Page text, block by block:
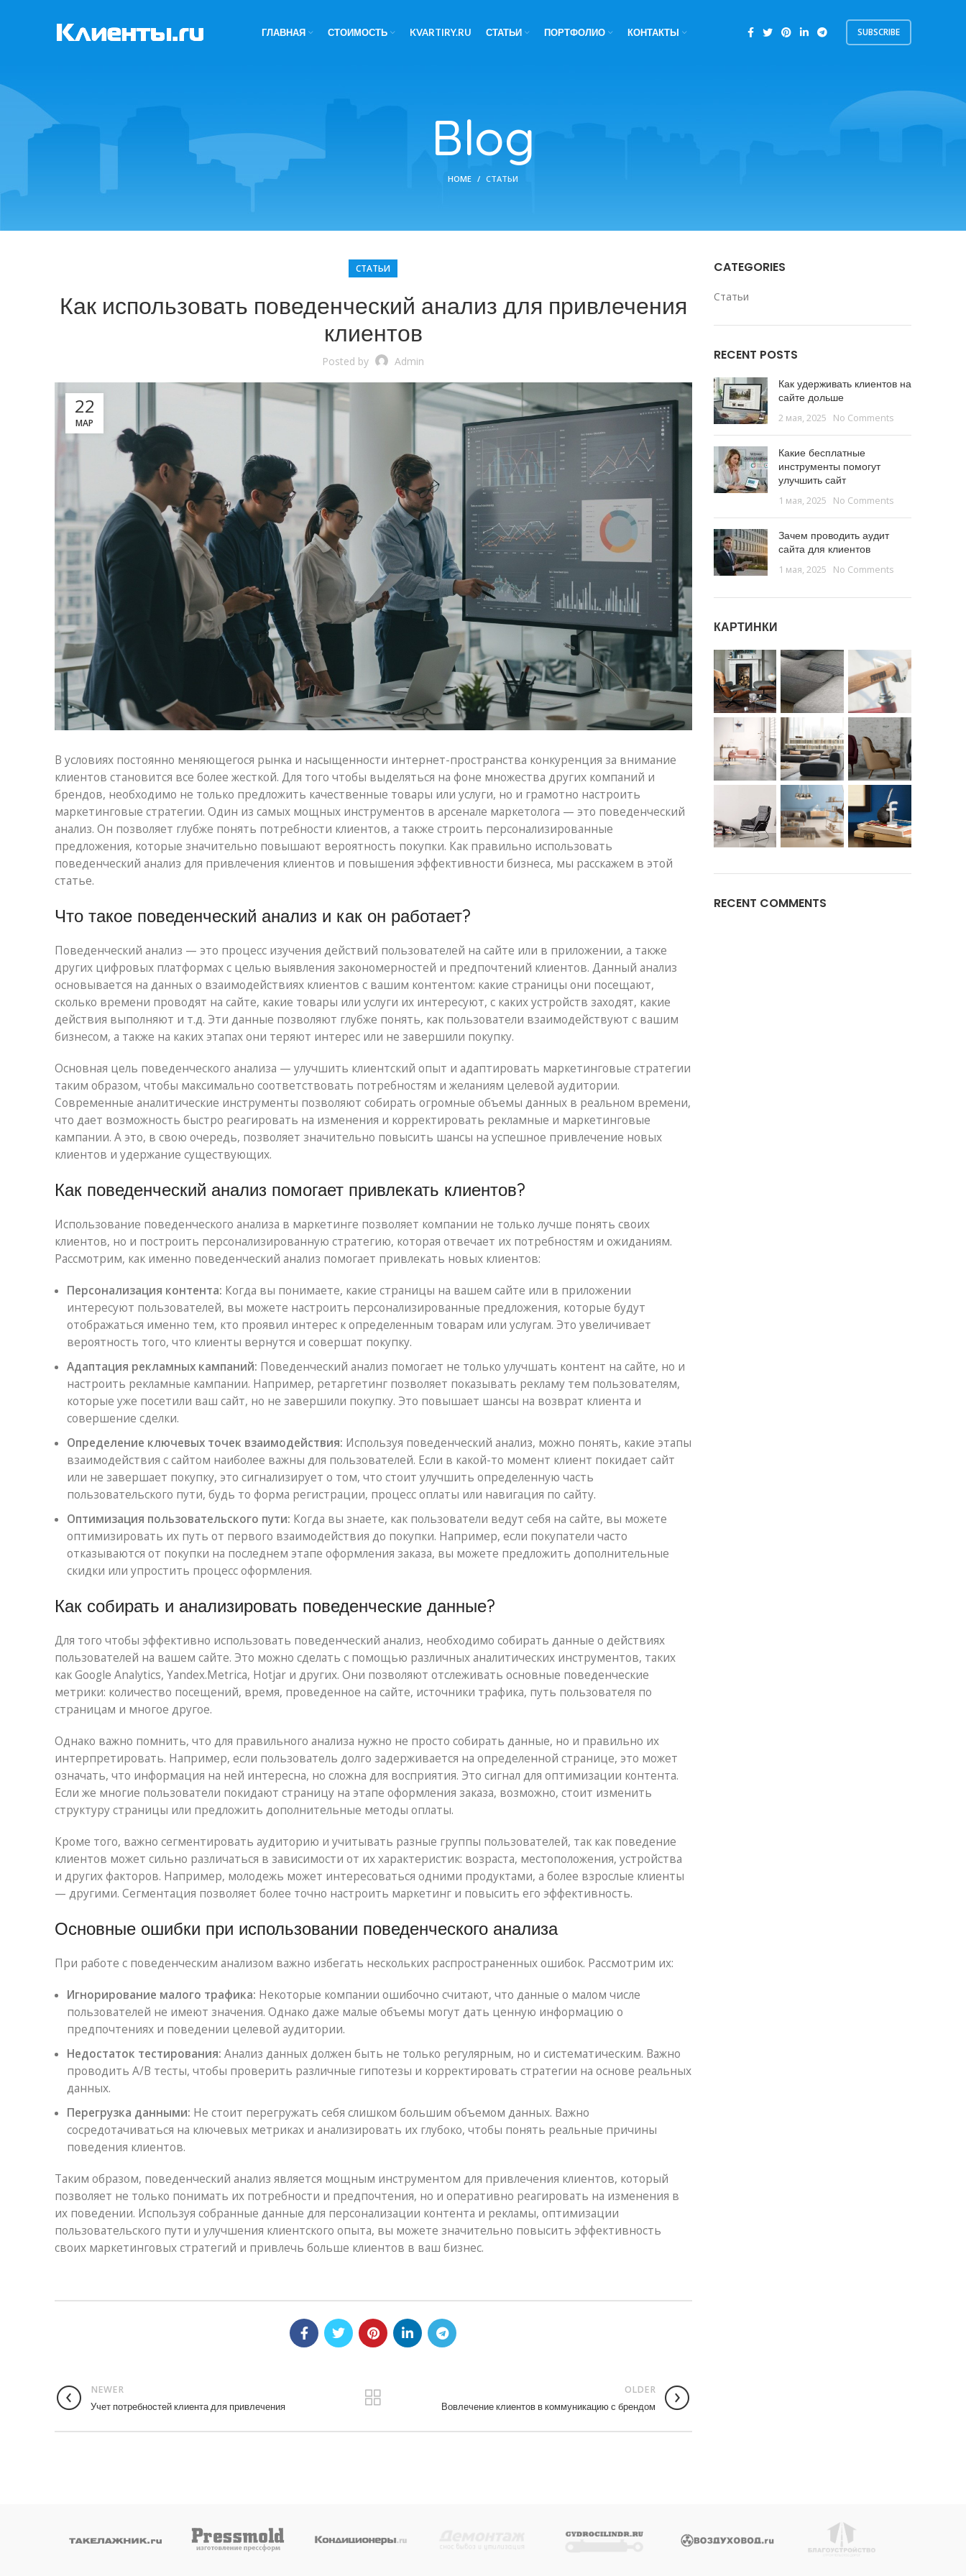
ГЛАВНАЯ СТОИМОСТЬ KVARTIRY.RU СТАТЬИ ПОРТФОЛИО КОНТАКТЫ SUBSCRIBE
Blog
HOME СТАТЬИ
СТАТЬИ
Как использовать поведенческий анализ для привлечения
клиентов
Posted by Admin
22
МАР
В условиях постоянно меняющегося рынка и насыщенности интернет-пространства конкуренция за внимание
клиентов становится все более жесткой. Для того чтобы выделяться на фоне множества других компаний и
брендов, необходимо не только предложить качественные товары или услуги, но и грамотно настроить
маркетинговые стратегии. Один из самых мощных инструментов в арсенале маркетолога — это поведенческий
анализ. Он позволяет глубже понять потребности клиентов, а также строить персонализированные
предложения, которые значительно повышают вероятность покупки. Как правильно использовать
поведенческий анализ для привлечения клиентов и повышения эффективности бизнеса, мы расскажем в этой
статье.
Что такое поведенческий анализ и как он работает?
Поведенческий анализ — это процесс изучения действий пользователей на сайте или в приложении, а также
других цифровых платформах с целью выявления закономерностей и предпочтений клиентов. Данный анализ
основывается на данных о взаимодействиях клиентов с вашим контентом: какие страницы они посещают,
сколько времени проводят на сайте, какие товары или услуги их интересуют, с каких устройств заходят, какие
действия выполняют и т.д. Эти данные позволяют глубже понять, как пользователи взаимодействуют с вашим
бизнесом, а также на каких этапах они теряют интерес или не завершили покупку.
Основная цель поведенческого анализа — улучшить клиентский опыт и адаптировать маркетинговые стратегии
таким образом, чтобы максимально соответствовать потребностям и желаниям целевой аудитории.
Современные аналитические инструменты позволяют собирать огромные объемы данных в реальном времени,
что дает возможность быстро реагировать на изменения и корректировать рекламные и маркетинговые
кампании. А это, в свою очередь, позволяет значительно повысить шансы на успешное привлечение новых
клиентов и удержание существующих.
Как поведенческий анализ помогает привлекать клиентов?
Использование поведенческого анализа в маркетинге позволяет компании не только лучше понять своих
клиентов, но и построить персонализированную стратегию, которая отвечает их потребностям и ожиданиям.
Рассмотрим, как именно поведенческий анализ помогает привлекать новых клиентов:
Персонализация контента: Когда вы понимаете, какие страницы на вашем сайте или в приложении
интересуют пользователей, вы можете настроить персонализированные предложения, которые будут
отображаться именно тем, кто проявил интерес к определенным товарам или услугам. Это увеличивает
вероятность того, что клиенты вернутся и совершат покупку.
Адаптация рекламных кампаний: Поведенческий анализ помогает не только улучшать контент на сайте, но и
настроить рекламные кампании. Например, ретаргетинг позволяет показывать рекламу тем пользователям,
которые уже посетили ваш сайт, но не завершили покупку. Это повышает шансы на возврат клиента и
совершение сделки.
Определение ключевых точек взаимодействия: Используя поведенческий анализ, можно понять, какие этапы
взаимодействия с сайтом наиболее важны для пользователей. Если в какой-то момент клиент покидает сайт
или не завершает покупку, это сигнализирует о том, что стоит улучшить определенную часть
пользовательского пути, будь то форма регистрации, процесс оплаты или навигация по сайту.
Оптимизация пользовательского пути: Когда вы знаете, как пользователи ведут себя на сайте, вы можете
оптимизировать их путь от первого взаимодействия до покупки. Например, если покупатели часто
отказываются от покупки на последнем этапе оформления заказа, вы можете предложить дополнительные
скидки или упростить процесс оформления.
Как собирать и анализировать поведенческие данные?
Для того чтобы эффективно использовать поведенческий анализ, необходимо собирать данные о действиях
пользователей на вашем сайте. Это можно сделать с помощью различных аналитических инструментов, таких
как Google Analytics, Yandex.Metrica, Hotjar и других. Они позволяют отслеживать основные поведенческие
метрики: количество посещений, время, проведенное на сайте, источники трафика, путь пользователя по
страницам и многое другое.
Однако важно помнить, что для правильного анализа нужно не просто собирать данные, но и правильно их
интерпретировать. Например, если пользователь долго задерживается на определенной странице, это может
означать, что информация на ней интересна, но сложна для восприятия. Это сигнал для оптимизации контента.
Если же многие пользователи покидают страницу на этапе оформления заказа, возможно, стоит изменить
структуру страницы или предложить дополнительные методы оплаты.
Кроме того, важно сегментировать аудиторию и учитывать разные группы пользователей, так как поведение
клиентов может сильно различаться в зависимости от их характеристик: возраста, местоположения, устройства
и других факторов. Например, молодежь может интересоваться одними продуктами, а более взрослые клиенты
— другими. Сегментация позволяет более точно настроить маркетинг и повысить его эффективность.
Основные ошибки при использовании поведенческого анализа
При работе с поведенческим анализом важно избегать нескольких распространенных ошибок. Рассмотрим их:
Игнорирование малого трафика: Некоторые компании ошибочно считают, что данные о малом числе
пользователей не имеют значения. Однако даже малые объемы могут дать ценную информацию о
предпочтениях и поведении целевой аудитории.
Недостаток тестирования: Анализ данных должен быть не только регулярным, но и систематическим. Важно
проводить A/B тесты, чтобы проверить различные гипотезы и корректировать стратегии на основе реальных
данных.
Перегрузка данными: Не стоит перегружать себя слишком большим объемом данных. Важно
сосредотачиваться на ключевых метриках и анализировать их глубоко, чтобы понять реальные причины
поведения клиентов.
Таким образом, поведенческий анализ является мощным инструментом для привлечения клиентов, который
позволяет не только понимать их потребности и предпочтения, но и оперативно реагировать на изменения в
их поведении. Используя собранные данные для персонализации контента и рекламы, оптимизации
пользовательского пути и улучшения клиентского опыта, вы можете значительно повысить эффективность
своих маркетинговых стратегий и привлечь больше клиентов в ваш бизнес.
NEWER
Учет потребностей клиента для привлечения
OLDER
Вовлечение клиентов в коммуникацию с брендом
CATEGORIES
Статьи
RECENT POSTS
Как удерживать клиентов на
сайте дольше
2 мая, 2025 No Comments
Какие бесплатные
инструменты помогут
улучшить сайт
1 мая, 2025 No Comments
Зачем проводить аудит
сайта для клиентов
1 мая, 2025 No Comments
КАРТИНКИ
RECENT COMMENTS